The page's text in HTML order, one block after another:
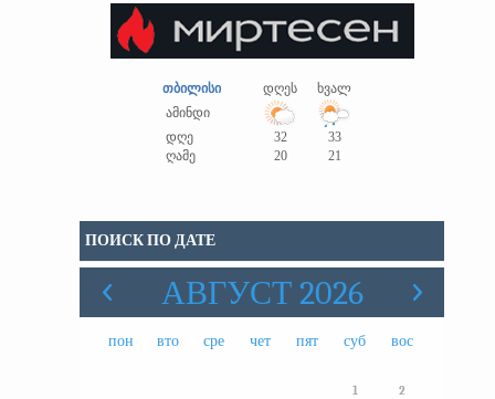
თბილისი დღეს
ხვალ
ამინდი
დღე
32
33
ღამე
20 21
ПОИСК ПО ДАТЕ
АВГУСТ 2026
пон вто сре чет пят суб вос
1 2